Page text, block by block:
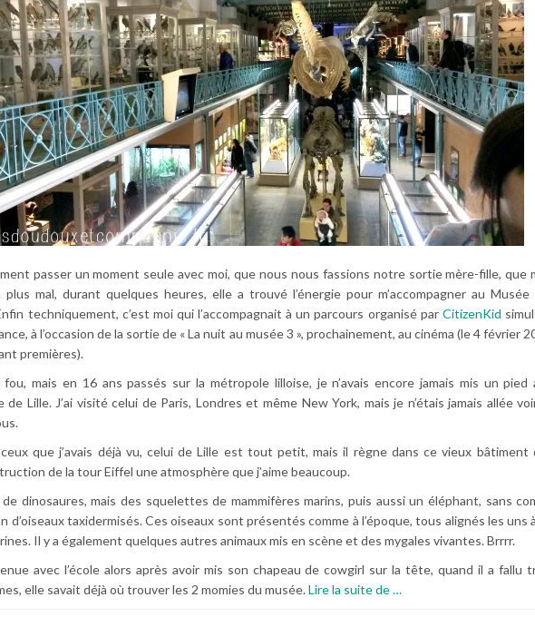
passer un moment seule avec moi, que nous nous fassions notre sortie mère-fille, que
mal, durant quelques heures, elle a trouvé l’énergie pour m’accompagner au Musée
techniquement, c’est moi qui l’accompagnait à un parcours organisé par CitizenKid
à l’occasion de la sortie de « La nuit au musée 3 », prochainement, au cinéma (le 4 février
premières).
mais en 16 ans passés sur la métropole lilloise, je n’avais encore jamais mis un pied
de Lille. J’ai visité celui de Paris, Londres et même New York, mais je n’étais jamais allée
que j’avais déjà vu, celui de Lille est tout petit, mais il règne dans ce vieux bâtiment
de la tour Eiffel une atmosphère que j’aime beaucoup.
dinosaures, mais des squelettes de mammifères marins, puis aussi un éléphant, sans
d’oiseaux taxidermisés. Ces oiseaux sont présentés comme à l’époque, tous alignés les uns
Il y a également quelques autres animaux mis en scène et des mygales vivantes. Brrrr.
avec l’école alors après avoir mis son chapeau de cowgirl sur la tête, quand il a fallu
elle savait déjà où trouver les 2 momies du musée.Lire la suite de…